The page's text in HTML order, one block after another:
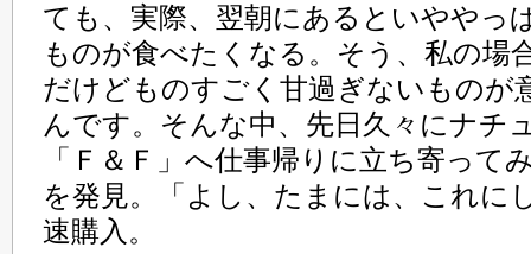
ても、実際、翌朝にあるといややっ
ものが食べたくなる。そう、私の場
だけどものすごく甘過ぎないものが
んです。そんな中、先日久々にナチ
「Ｆ＆Ｆ」へ仕事帰りに立ち寄って
を発見。「よし、たまには、これに
速購入。